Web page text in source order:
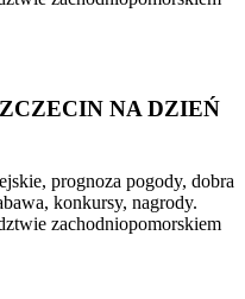
NA DZIEŃ
prognoza pogody, dobra
konkursy, nagrody.
zachodniopomorskiem